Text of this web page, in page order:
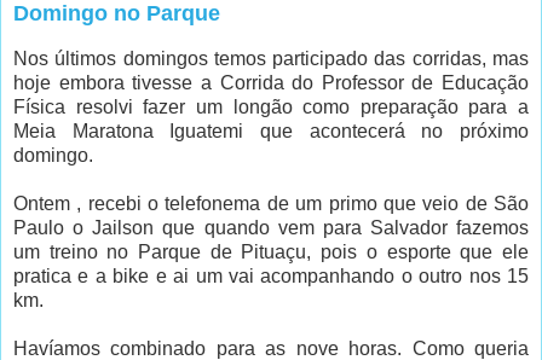
Domingo no Parque
Nos últimos domingos temos participado das corridas, mas
hoje embora tivesse a Corrida do Professor de Educação
Física resolvi fazer um longão como preparação para a
Meia Maratona Iguatemi que acontecerá no próximo
domingo.
Ontem , recebi o telefonema de um primo que veio de São
Paulo o Jailson que quando vem para Salvador fazemos
um treino no Parque de Pituaçu, pois o esporte que ele
pratica e a bike e ai um vai acompanhando o outro nos 15
km.
Havíamos combinado para as nove horas. Como queria